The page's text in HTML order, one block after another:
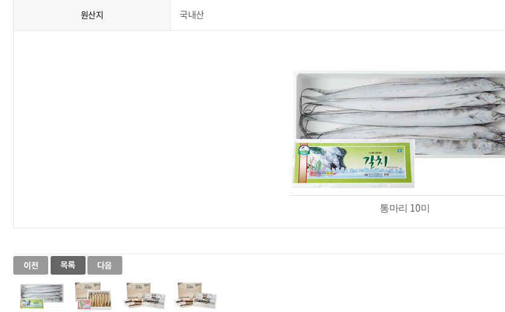
원산지 국내산
통마리 10미